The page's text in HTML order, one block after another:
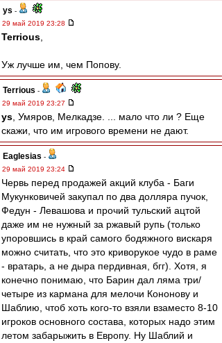
ys -
29 май 2019 23:28
Terrious
Уж лучше им, чем Попову.
Terrious -
29 май 2019 23:27
ys , Умяров, Мелкадзе. ... мало что ли ? Еще
скажи, что им игрового времени не дают.
Eaglesias -
29 май 2019 23:24
Червь перед продажей акций клуба - Баги
Мукунковичей закупал по два долляра пучок,
Федун - Левашова и прочий тульский ацтой
даже им не нужный за ржавый рупь (только
упоровшись в край самого бодяжного вискаря
можно считать, что это криворукое чудо в раме
- вратарь, а не дыра пердивная, бгг). Хотя, я
конечно понимаю, что Барин дал ляма три/
четыре из кармана для мелочи Кононову и
Шаблию, чтоб хоть кого-то взяли взаместо 8-10
игроков основного состава, которых надо этим
летом забарыжить в Европу. Ну Шаблий и